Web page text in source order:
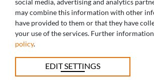
AVETE DOMANDE?
AIUTARVI!
+39 0471 1660026
italia@caddent.it
social media, advertising and analytics
may combine this information with other
have provided to them or that they have
your use of the services. Further
policy.
EDIT SETTINGS